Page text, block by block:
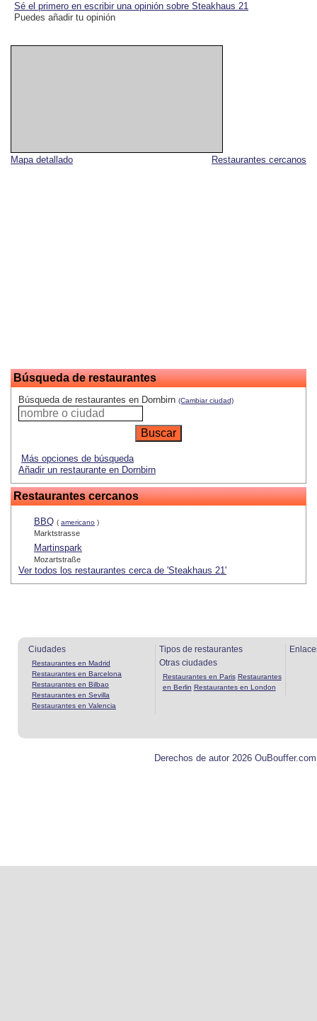
Restaurantes cercanos
Mapa detallado
Búsqueda de restaurantes
Búsqueda de restaurantes en Dornbirn (Cambiar ciudad)
Más opciones de búsqueda
Añadir un restaurante en Dornbirn
Restaurantes cercanos
BBQ ( americano )
Marktstrasse
Martinspark
Mozartstraße
Ver todos los restaurantes cerca de 'Steakhaus 21'
Sé el primero en escribir una opinión sobre Steakhaus 21
Puedes añadir tu opinión
Ciudades
Restaurantes en Madrid
Restaurantes en Barcelona
Restaurantes en Bilbao
Restaurantes en Sevilla
Restaurantes en Valencia
Tipos de restaurantes
Otras ciudades
Restaurantes en Paris Restaurantes
en Berlin Restaurantes en London
Derechos de autor 2026